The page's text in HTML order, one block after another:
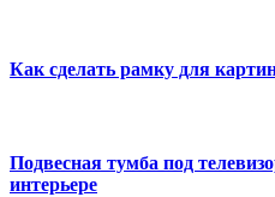
Как сделать рамку для
Подвесная тумба под
интерьере